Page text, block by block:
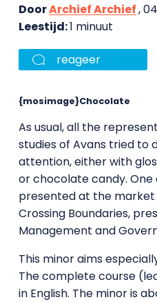
DoorArchief Archief,
Leestijd:1 minuut
reageer
{mosimage}Chocolate
As usual, all the
studies of Avans tried to
attention, either with
or chocolate candy.
presented at the market
Crossing Boundaries,
Management and
This minor aims
The complete course
in English. The minor is